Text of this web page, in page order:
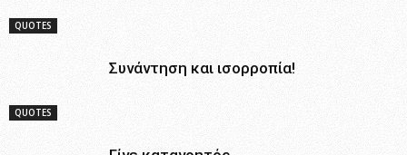
QUOTES
QUOTES
Συνάντηση και ισορροπία!